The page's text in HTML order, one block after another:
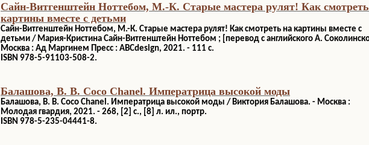
Сайн-Витгенштейн Ноттебом, М.-К. Старые мастера рулят! Как
картины вместе с детьми
Сайн-Витгенштейн Ноттебом, М.-К. Старые мастера рулят! Как смотреть на картины вместе с
детьми / Мария-Кристина Сайн-Витгенштейн Ноттебом ; [перевод с английского А.
Москва : Ад Маргинем Пресс : ABCdesign, 2021. - 111 с.
ISBN 978-5-91103-508-2.
Балашова, В. В. Coco Chanel. Императрица высокой моды
Балашова, В. В. Coco Chanel. Императрица высокой моды / Виктория Балашова. - Москва :
Молодая гвардия, 2021. - 268, [2] с., [8] л. ил., портр.
ISBN 978-5-235-04441-8.